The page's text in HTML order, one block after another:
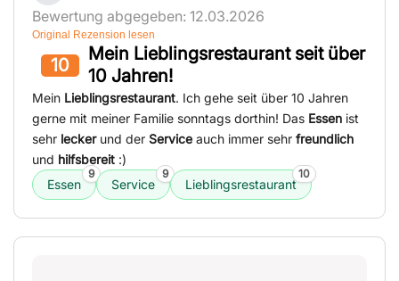
Bewertung abgegeben: 12.03.2026
Original Rezension lesen
10
Mein Lieblingsrestaurant seit über
10 Jahren!
Mein Lieblingsrestaurant. Ich gehe seit über 10 Jahren
gerne mit meiner Familie sonntags dorthin! Das Essen ist
sehr leckerund der Service auch immer sehr freundlich
und hilfsbereit :)
Essen
9
Service
9
Lieblingsrestaurant
10